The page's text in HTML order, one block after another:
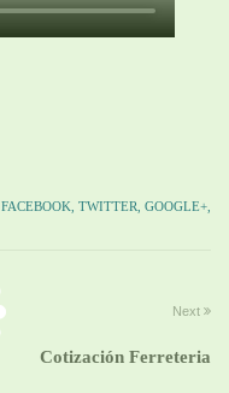
FACEBOOK, TWITTER, GOOGLE+,
Next
Cotización Ferreteria